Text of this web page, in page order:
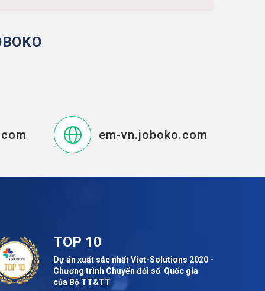
em-vn.joboko.com
TOP 10
Dự án xuất sắc nhất Viet-Solutions 2020 -
Chương trình Chuyển đổi số Quốc gia
của Bộ TT&TT